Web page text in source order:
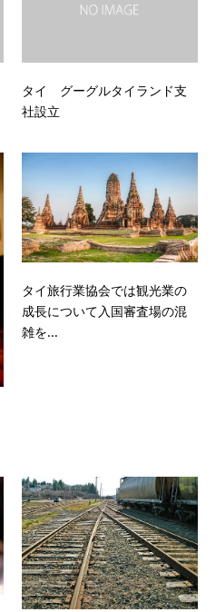
タイ グーグルタイランド支
社設立
タイ旅行業協会では観光業の
成長について入国審査場の混
雑を...